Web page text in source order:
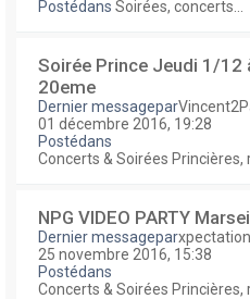
Postédans Soirées, concerts...
Soirée Prince Jeudi 1/12
20eme
Dernier messagepar
01 décembre 2016, 19:28
Postédans
Concerts & Soirées Princières,
NPG VIDEO PARTY
Dernier messagepar
25 novembre 2016, 15:38
Postédans
Concerts & Soirées Princières,